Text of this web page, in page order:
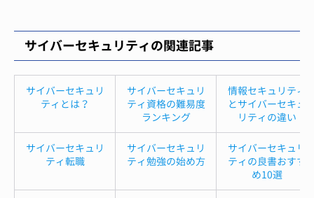
サイバーセキュリティの関連記事
サイバーセキュリ
ティとは？
サイバーセキュリ
ティ資格の難易度
ランキング
情報セキュリティ
とサイバーセキュ
リティの違い
サイバーセキュリ
ティ転職
サイバーセキュリ
ティ勉強の始め方
サイバーセキュリ
ティの良書おすす
め10選